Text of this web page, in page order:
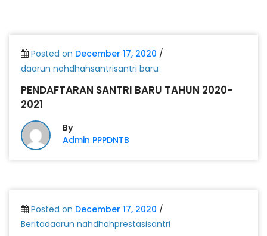
Posted on December 17, 2020 /
daarun nahdhahsantrisantri baru
PENDAFTARAN SANTRI BARU TAHUN 2020-
2021
By
Admin PPPDNTB
Posted on December 17, 2020 /
Beritadaarun nahdhahprestasisantri